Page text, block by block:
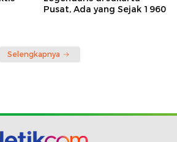
Pusat, Ada yang Sejak 1960
Selengkapnya